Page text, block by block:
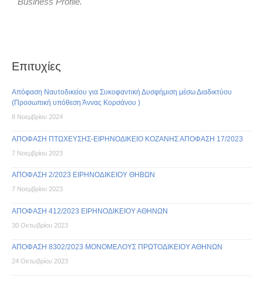
Επιτυχίες
Απόφαση Ναυτοδικείου για Συκοφαντική Δυσφήμιση μέσω Διαδικτύου
(Προσωπική υπόθεση Άννας Κορσάνου )
8 Νοεμβρίου 2024
ΑΠΟΦΑΣΗ ΠΤΩΧΕΥΣΗΣ-ΕΙΡΗΝΟΔΙΚΕΙΟ ΚΟΖΑΝΗΣ ΑΠΟΦΑΣΗ 17/2023
7 Νοεμβρίου 2023
ΑΠΟΦΑΣΗ 2/2023 ΕΙΡΗΝΟΔΙΚΕΙΟΥ ΘΗΒΩΝ
7 Νοεμβρίου 2023
ΑΠΟΦΑΣΗ 412/2023 ΕΙΡΗΝΟΔΙΚΕΙΟΥ ΑΘΗΝΩΝ
30 Οκτωβρίου 2023
ΑΠΟΦΑΣΗ 8302/2023 ΜΟΝΟΜΕΛΟΥΣ ΠΡΩΤΟΔΙΚΕΙΟΥ ΑΘΗΝΩΝ
24 Οκτωβρίου 2023